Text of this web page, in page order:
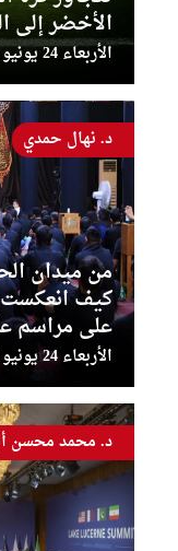
الأخضر إلى
الأربعاء 24 يونيو 2026 - 16:31:17
من ميدان
كيف انعكست
على مراسم
الأربعاء 24 يونيو 2026 - 12:31:30
د. نهال حمدي
د. محمد محسن